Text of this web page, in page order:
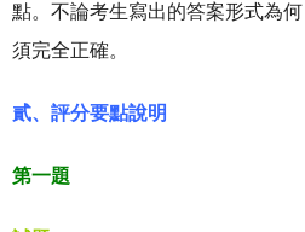
點。不論考生寫出的答案形式為
須完全正確。
貳、評分要點說明
第一題